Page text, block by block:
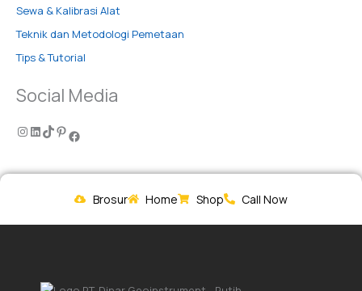
Sewa & Kalibrasi Alat
Teknik dan Metodologi Pemetaan
Tips & Tutorial
Social Media
Brosur Home Shop Call Now